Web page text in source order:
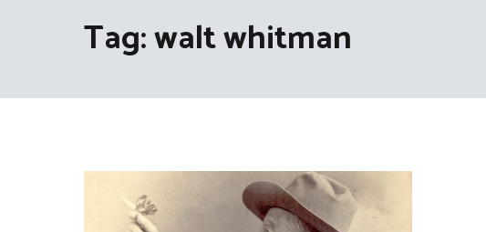
Tag:walt whitman